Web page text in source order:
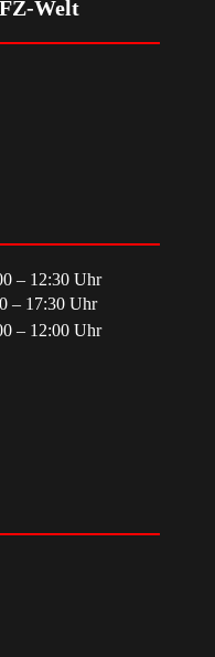
Welt
– 12:30 Uhr
– 17:30 Uhr
– 12:00 Uhr